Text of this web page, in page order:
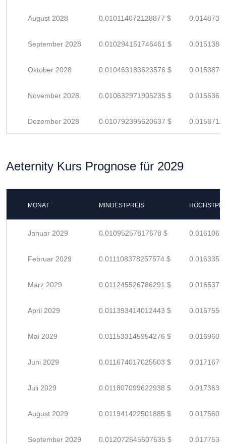
August 2028 0.010114072128877 $
September 2028 0.010294151746461 $
Oktober 2028 0.010463183623576 $
November 2028 0.010632971905235 $
Dezember 2028 0.010792395620637 $
Aeternity Kurs Prognose für 2029
MONAT MINDESTPREIS
Januar 2029 0.01095257817678 $
Februar 2029 0.011108378257574 $
März 2029 0.011245526786291 $
April 2029 0.011393414012443 $
Mai 2029 0.011533145954276 $
Juni 2029 0.011674017025503 $
Juli 2029 0.011807099622938 $
August 2029 0.011941422501885 $
September 2029 0.012072645607635 $